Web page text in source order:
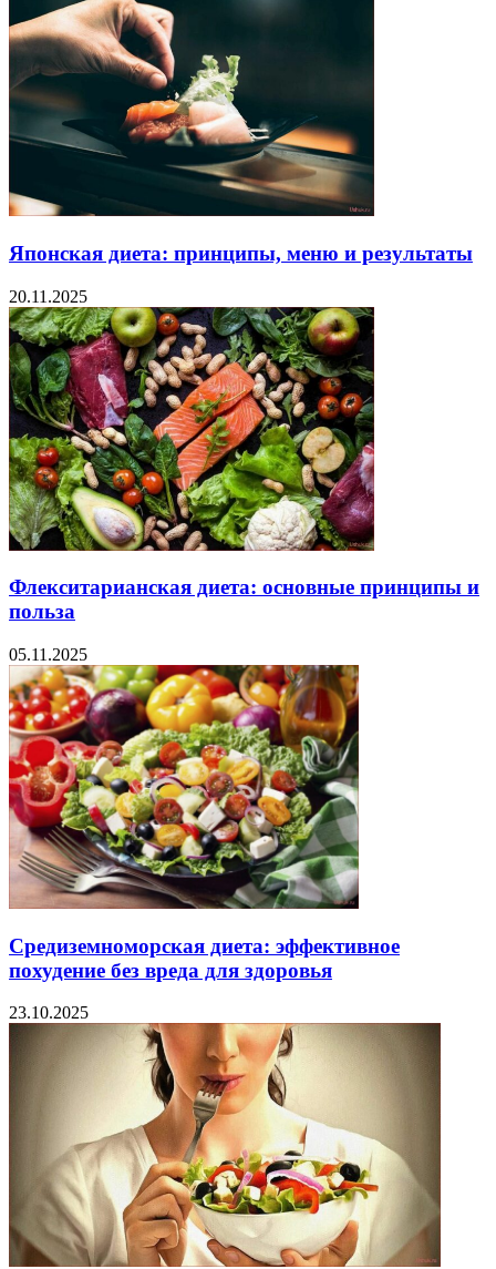
Японская диета: принципы, меню и результаты
20.11.2025
Флекситарианская диета: основные принципы и
польза
05.11.2025
Средиземноморская диета: эффективное
похудение без вреда для здоровья
23.10.2025